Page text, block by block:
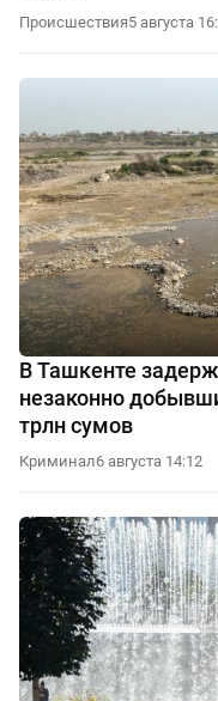
Происшествия5 августа
В Ташкенте
незаконно
трлн сумов
Криминал6 августа 14:12